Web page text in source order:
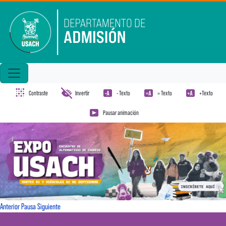
Contraste Invertir - Texto = Texto +Texto
Pausar animación
AnteriorPausaSiguiente